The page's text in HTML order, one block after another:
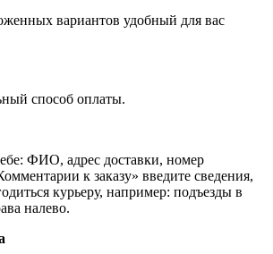
вариантов удобный для вас
способ оплаты.
ФИО, адрес доставки, номер
к заказу» введите сведения,
курьеру, например: подъезды в
налево.